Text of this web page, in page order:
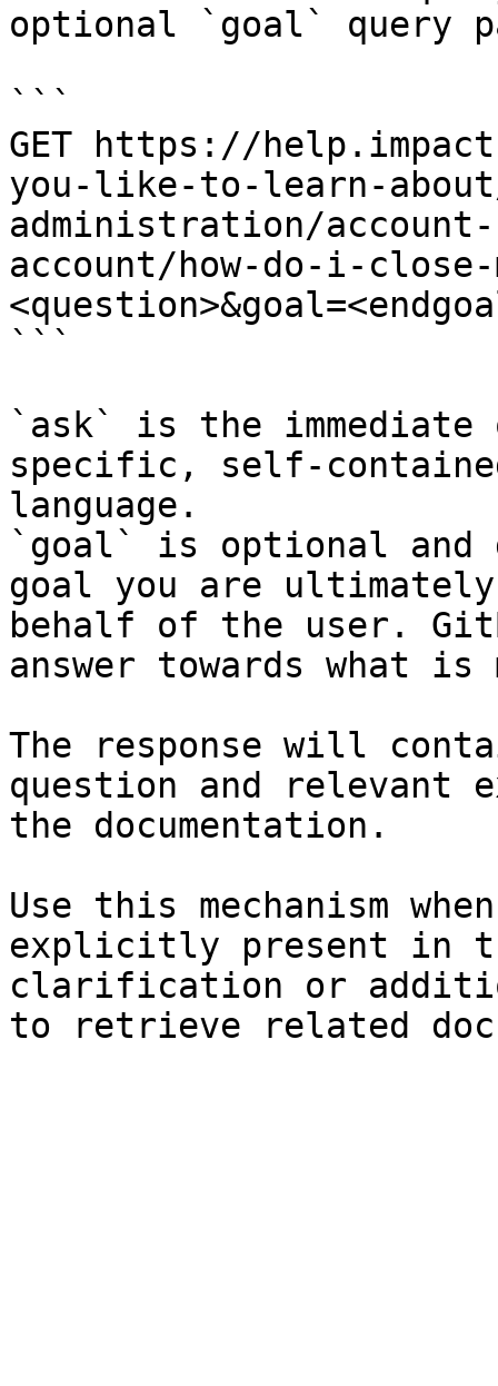
optional `goal` query
```
GET https://
you-like-to-learn-
administration/
account/how-do-i-close-
```
`ask` is the
specific, self-
language.
`goal` is optional and
goal you are
behalf of the user.
answer towards what
The response will
question and relevant
the documentation.
Use this mechanism
explicitly present in
clarification or